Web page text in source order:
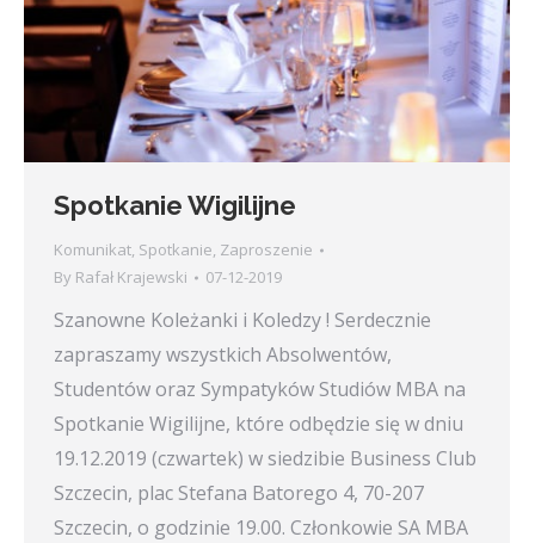
Spotkanie Wigilijne
Komunikat, Spotkanie, Zaproszenie
By Rafał Krajewski 07-12-2019
Szanowne Koleżanki i Koledzy ! Serdecznie
zapraszamy wszystkich Absolwentów,
Studentów oraz Sympatyków Studiów MBA na
Spotkanie Wigilijne, które odbędzie się w dniu
19.12.2019 (czwartek) w siedzibie Business Club
Szczecin, plac Stefana Batorego 4, 70-207
Szczecin, o godzinie 19.00. Członkowie SA MBA